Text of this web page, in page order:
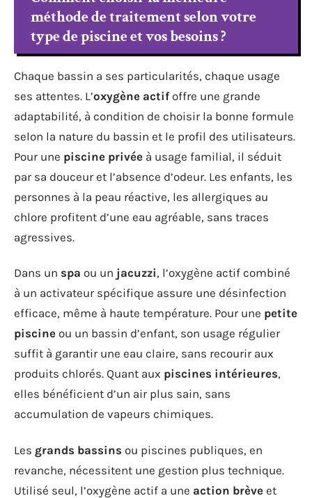
méthode de traitement selon votre
type de piscine et vos besoins ?
Chaque bassin a ses particularités, chaque usage
ses attentes. L’oxygène actifoffre une grande
adaptabilité, à condition de choisir la bonne formule
selon la nature du bassin et le profil des utilisateurs.
Pour une piscine privée à usage familial, il séduit
par sa douceur et l’absence d’odeur. Les enfants, les
personnes à la peau réactive, les allergiques au
chlore profitent d’une eau agréable, sans traces
agressives.
Dans un spa ou un jacuzzi, l’oxygène actif combiné
à un activateur spécifique assure une désinfection
efficace, même à haute température. Pour une petite
piscine ou un bassin d’enfant, son usage régulier
suffit à garantir une eau claire, sans recourir aux
produits chlorés. Quant aux piscines intérieures,
elles bénéficient d’un air plus sain, sans
accumulation de vapeurs chimiques.
Les grands bassins ou piscines publiques, en
revanche, nécessitent une gestion plus technique.
Utilisé seul, l’oxygène actif a une action brève et